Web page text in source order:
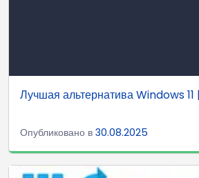
Лучшая альтернатива Windows
Опубликовано в 30.08.2025